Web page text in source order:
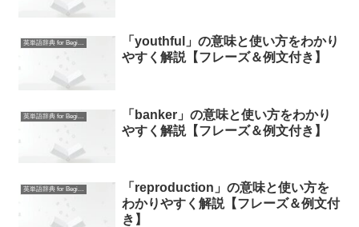
英単語辞典 for Beginners
「youthful」の意味と使い方をわかり
やすく解説【フレーズ＆例文付き】
英単語辞典 for Beginners
「banker」の意味と使い方をわかり
やすく解説【フレーズ＆例文付き】
英単語辞典 for Beginners
「reproduction」の意味と使い方を
わかりやすく解説【フレーズ＆例文付
き】